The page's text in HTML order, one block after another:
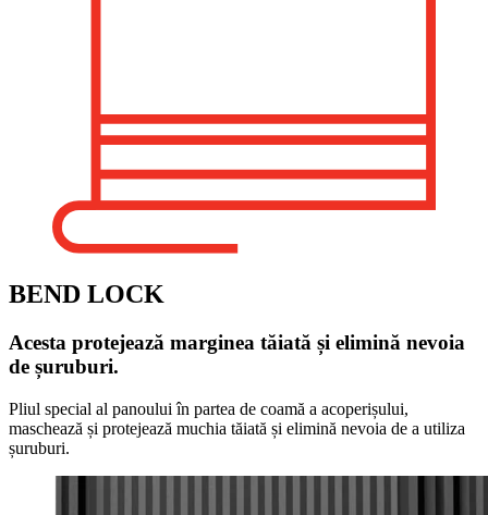
BEND LOCK
Acesta protejează marginea tăiată și elimină nevoia
de șuruburi.
Pliul special al panoului în partea de coamă a acoperișului,
maschează și protejează muchia tăiată și elimină nevoia de a utiliza
șuruburi.